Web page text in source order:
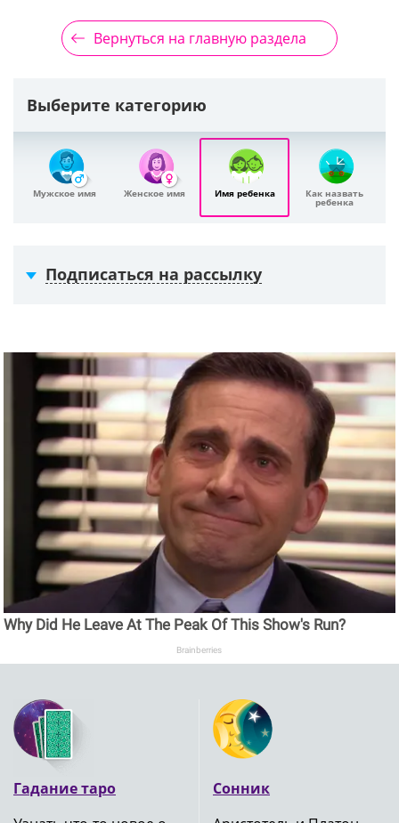
Вернуться на главную раздела
Выберите категорию
Мужское имя Женское имя Имя ребенка Как назвать
ребенка
Подписаться на рассылку
Why Did He Leave At The Peak Of This Show's Run?
Brainberries
Гадание таро
Сонник